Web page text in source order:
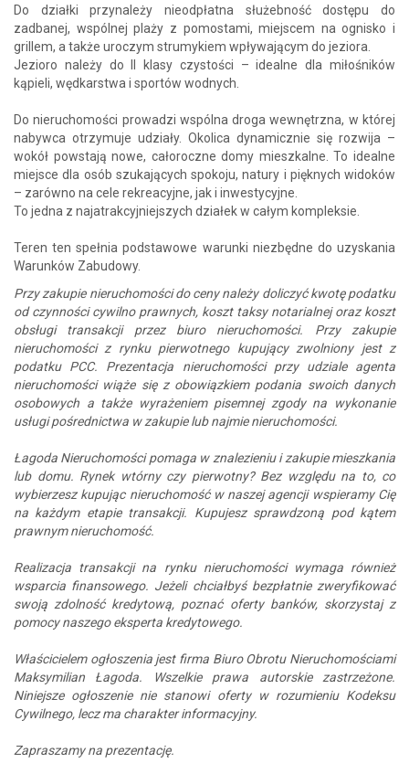
Do działki przynależy nieodpłatna służebność dostępu do
zadbanej, wspólnej plaży z pomostami, miejscem na ognisko i
grillem, a także uroczym strumykiem wpływającym do jeziora.
Jezioro należy do II klasy czystości – idealne dla miłośników
kąpieli, wędkarstwa i sportów wodnych.
Do nieruchomości prowadzi wspólna droga wewnętrzna, w której
nabywca otrzymuje udziały. Okolica dynamicznie się rozwija –
wokół powstają nowe, całoroczne domy mieszkalne. To idealne
miejsce dla osób szukających spokoju, natury i pięknych widoków
– zarówno na cele rekreacyjne, jak i inwestycyjne.
To jedna z najatrakcyjniejszych działek w całym kompleksie.
Teren ten spełnia podstawowe warunki niezbędne do uzyskania
Warunków Zabudowy.
Przy zakupie nieruchomości do ceny należy doliczyć kwotę podatku
od czynności cywilno prawnych, koszt taksy notarialnej oraz koszt
obsługi transakcji przez biuro nieruchomości. Przy zakupie
nieruchomości z rynku pierwotnego kupujący zwolniony jest z
podatku PCC. Prezentacja nieruchomości przy udziale agenta
nieruchomości wiąże się z obowiązkiem podania swoich danych
osobowych a także wyrażeniem pisemnej zgody na wykonanie
usługi pośrednictwa w zakupie lub najmie nieruchomości.
Łagoda Nieruchomości pomaga w znalezieniu i zakupie mieszkania
lub domu. Rynek wtórny czy pierwotny? Bez względu na to, co
wybierzesz kupując nieruchomość w naszej agencji wspieramy Cię
na każdym etapie transakcji. Kupujesz sprawdzoną pod kątem
prawnym nieruchomość.
Realizacja transakcji na rynku nieruchomości wymaga również
wsparcia finansowego. Jeżeli chciałbyś bezpłatnie zweryfikować
swoją zdolność kredytową, poznać oferty banków, skorzystaj z
pomocy naszego eksperta kredytowego.
Właścicielem ogłoszenia jest firma Biuro Obrotu Nieruchomościami
Maksymilian Łagoda. Wszelkie prawa autorskie zastrzeżone.
Niniejsze ogłoszenie nie stanowi oferty w rozumieniu Kodeksu
Cywilnego, lecz ma charakter informacyjny.
Zapraszamy na prezentację.